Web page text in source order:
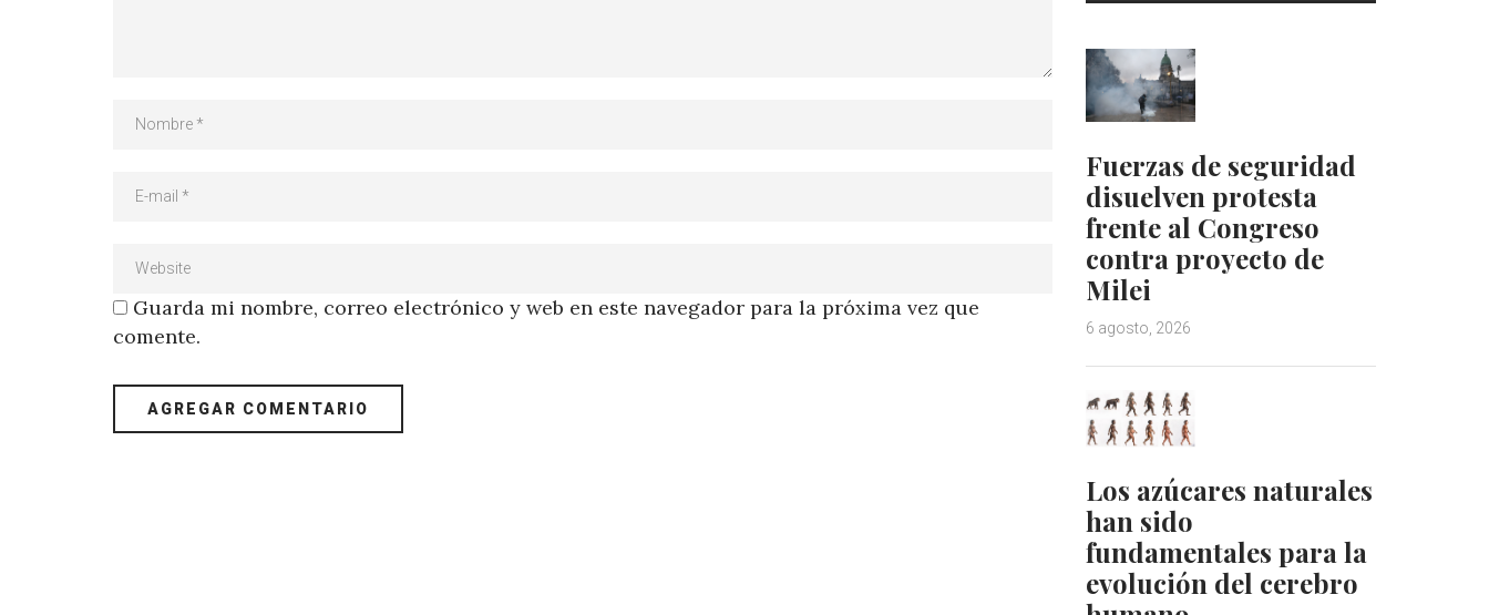
Guarda mi nombre, correo electrónico y web en este navegador para la próxima vez que
comente.
Fuerzas de seguridad
disuelven protesta
frente al Congreso
contra proyecto de
Milei
6 agosto, 2026
Los azúcares naturales
han sido
fundamentales para la
evolución del cerebro